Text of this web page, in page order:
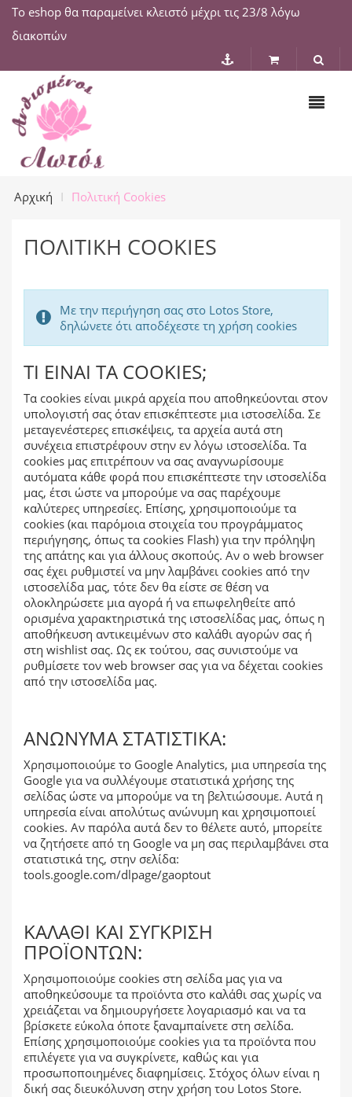
Το eshop θα παραμείνει κλειστό μέχρι τις 23/8 λόγω
διακοπών
Αρχική Πολιτική Cookies
ΠΟΛΙΤΙΚΉ COOKIES
Με την περιήγηση σας στο Lotos Store,
δηλώνετε ότι αποδέχεστε τη χρήση cookies
ΤΊ ΕΊΝΑΙ ΤΑ COOKIES;
Τα cookies είναι μικρά αρχεία που αποθηκεύονται στον
υπολογιστή σας όταν επισκέπτεστε μια ιστοσελίδα. Σε
μεταγενέστερες επισκέψεις, τα αρχεία αυτά στη
συνέχεια επιστρέφουν στην εν λόγω ιστοσελίδα. Τα
cookies μας επιτρέπουν να σας αναγνωρίσουμε
αυτόματα κάθε φορά που επισκέπτεστε την ιστοσελίδα
μας, έτσι ώστε να μπορούμε να σας παρέχουμε
καλύτερες υπηρεσίες. Επίσης, χρησιμοποιούμε τα
cookies (και παρόμοια στοιχεία του προγράμματος
περιήγησης, όπως τα cookies Flash) για την πρόληψη
της απάτης και για άλλους σκοπούς. Αν ο web browser
σας έχει ρυθμιστεί να μην λαμβάνει cookies από την
ιστοσελίδα μας, τότε δεν θα είστε σε θέση να
ολοκληρώσετε μια αγορά ή να επωφεληθείτε από
ορισμένα χαρακτηριστικά της ιστοσελίδας μας, όπως η
αποθήκευση αντικειμένων στο καλάθι αγορών σας ή
στη wishlist σας. Ως εκ τούτου, σας συνιστούμε να
ρυθμίσετε τον web browser σας για να δέχεται cookies
από την ιστοσελίδα μας.
ΑΝΏΝΥΜΑ ΣΤΑΤΙΣΤΙΚΆ:
Χρησιμοποιούμε το Google Analytics, μια υπηρεσία της
Google για να συλλέγουμε στατιστικά χρήσης της
σελίδας ώστε να μπορούμε να τη βελτιώσουμε. Αυτά η
υπηρεσία είναι απολύτως ανώνυμη και χρησιμοποιεί
cookies. Αν παρόλα αυτά δεν το θέλετε αυτό, μπορείτε
να ζητήσετε από τη Google να μη σας περιλαμβάνει στα
στατιστικά της, στην σελίδα:
tools.google.com/dlpage/gaoptout
ΚΑΛΆΘΙ ΚΑΙ ΣΎΓΚΡΙΣΗ
ΠΡΟΪΌΝΤΩΝ:
Χρησιμοποιούμε cookies στη σελίδα μας για να
αποθηκεύσουμε τα προϊόντα στο καλάθι σας χωρίς να
χρειάζεται να δημιουργήσετε λογαριασμό και να τα
βρίσκετε εύκολα όποτε ξαναμπαίνετε στη σελίδα.
Επίσης χρησιμοποιούμε cookies για τα προϊόντα που
επιλέγετε για να συγκρίνετε, καθώς και για
προσωποποιημένες διαφημίσεις. Στόχος όλων είναι η
δική σας διευκόλυνση στην χρήση του Lotos Store.